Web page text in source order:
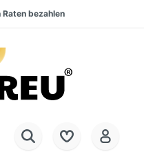
bezahlen
nach DE, AT & NL
28 32 - 408 990 0
einkaufen